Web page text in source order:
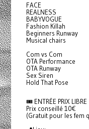
FACE
REALNESS
BABYVOGUE
Fashion Killah
Beginners Runway
Musical chairs
Com vs Com
OTA Performance
OTA Runway
Sex Siren
Hold That Pose
🎟️ ENTRÉE PRIX LIBRE
Prix conseillé 10€
(Gratuit pour les fem